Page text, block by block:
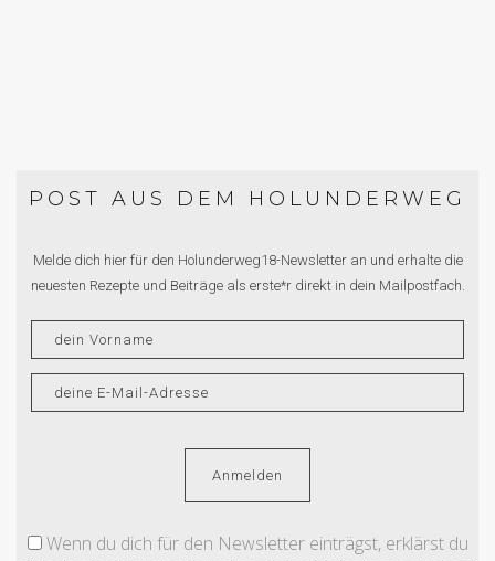
POST AUS DEM HOLUNDERWEG
Melde dich hier für den Holunderweg18-Newsletter an und erhalte die
neuesten Rezepte und Beiträge als erste*r direkt in dein Mailpostfach.
Wenn du dich für den Newsletter einträgst, erklärst du